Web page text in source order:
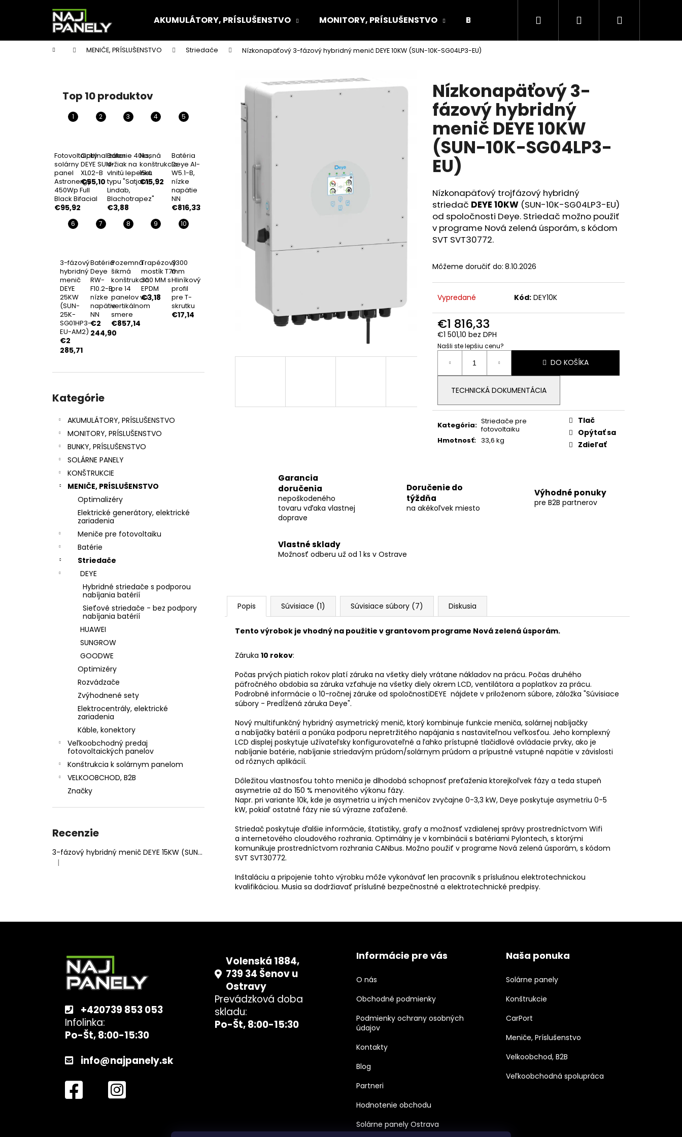
AKUMULÁTORY, PRÍSLUŠENSTVO MONITORY, PRÍSLUŠENSTVO BUNKY, PRÍSLUŠENSTVO SOLÁRNE PANELY
Hľadať PrihlásenieNákupný
Domov MENIČE, PRÍSLUŠENSTVO Striedače Nízkonapäťový 3-fázový hybridný menič DEYE 10KW (SUN-10K-SG04LP3-EU)
Top 10 produktov
Fotovoltaický
solárny
panel
Astronergy
450Wp Full
Black Bifacial
€95,92
Optimalizátor
DEYE SUN-
XL02-B
€55,10
Balenie 40ks,
držiak na
vlnitú lepenku
typu "Satjam,
Lindab,
Blachotrapez"
€3,88
Nosná
konštrukcia
15st.
€15,92
Batéria
Deye AI-
W5.1-B,
nízke
napätie
NN
€816,33
3-fázový
hybridný
menič
DEYE
25KW
(SUN-
25K-
SG01HP3-
EU-AM2)
€2
285,71
Batéria
Deye
RW-
F10.2-B,
nízke
napätie
NN
€2
244,90
Pozemná
šikmá
konštrukcia
pre 14
panelov vo
vertikálnom
smere
€857,14
Trapézový
mostík T70
300 MM s
EPDM
€3,18
3300
mm
Hliníkový
profil
pre T-
skrutku
€17,14
kategórie
Kategórie
AKUMULÁTORY, PRÍSLUŠENSTVO
MONITORY, PRÍSLUŠENSTVO
BUNKY, PRÍSLUŠENSTVO
SOLÁRNE PANELY
KONŠTRUKCIE
MENIČE, PRÍSLUŠENSTVO
Optimalizéry
Elektrické generátory, elektrické
zariadenia
Meniče pre fotovoltaiku
Batérie
Striedače
DEYE
Hybridné striedače s podporou
nabíjania batérií
Sieťové striedače - bez podpory
nabíjania batérií
HUAWEI
SUNGROW
GOODWE
Optimizéry
Rozvádzače
Zvýhodnené sety
Elektrocentrály, elektrické
zariadenia
Káble, konektory
Veľkoobchodný predaj
fotovoltaických panelov
Konštrukcia k solárnym panelom
VELKOOBCHOD, B2B
Značky
Recenzie
3-fázový hybridný menič DEYE 15KW (SUN-15K-SG05LP3-EU-SM2)
Hodnotenie produktu je 5 z 5 hviezdičiek.
|
Nízkonapäťový 3-
fázový hybridný
menič DEYE 10KW
(SUN-10K-SG04LP3-
EU)
Nízkonapäťový trojfázový hybridný
striedač DEYE 10KW (SUN-10K-SG04LP3-EU)
od spoločnosti Deye. Striedač možno použiť
v programe Nová zelená úsporám, s kódom
SVT SVT30772.
Môžeme doručiť do: 8.10.2026
Vypredané Kód: DEY10K
€1 816,33
€1 501,10 bez DPH
Našli ste lepšiu cenu?
Jednotková
cena:
DO KOŠÍKA
TECHNICKÁ DOKUMENTÁCIA
Kategória: Striedače pre
fotovoltaiku
Hmotnosť: 33,6 kg
Tlač
Opýtať sa
Zdieľať
Garancia
doručenia
nepoškodeného
tovaru vďaka vlastnej
doprave
Doručenie do
týždňa
na akékoľvek miesto
Výhodné ponuky
pre B2B partnerov
Vlastné sklady
Možnosť odberu už od 1 ks v Ostrave
Popis Súvisiace (1) Súvisiace súbory (7) Diskusia
Tento výrobok je vhodný na použitie v grantovom programe Nová zelená úsporám.
Záruka 10 rokov:
Počas prvých piatich rokov platí záruka na všetky diely vrátane nákladov na prácu. Počas druhého
päťročného obdobia sa záruka vzťahuje na všetky diely okrem LCD, ventilátora a poplatkov za prácu.
Podrobné informácie o 10-ročnej záruke od spoločnostiDEYE nájdete v priloženom súbore, záložka "Súvisiace
súbory - Predĺžená záruka Deye".
Nový multifunkčný hybridný asymetrický menič, ktorý kombinuje funkcie meniča, solárnej nabíjačky
a nabíjačky batérií a ponúka podporu nepretržitého napájania s nastaviteľnou veľkosťou. Jeho komplexný
LCD displej poskytuje užívateľsky konfigurovateľné a ľahko prístupné tlačidlové ovládacie prvky, ako je
nabíjanie batérie, nabíjanie striedavým prúdom/solárnym prúdom a prípustné vstupné napätie v závislosti
od rôznych aplikácií.
Dôležitou vlastnosťou tohto meniča je dlhodobá schopnosť preťaženia ktorejkoľvek fázy a teda stupeň
asymetrie až do 150 % menovitého výkonu fázy.
Napr. pri variante 10k, kde je asymetria u iných meničov zvyčajne 0-3,3 kW, Deye poskytuje asymetriu 0-5
kW, pokiaľ ostatné fázy nie sú výrazne zaťažené.
Striedač poskytuje ďalšie informácie, štatistiky, grafy a možnosť vzdialenej správy prostredníctvom Wifi
a internetového cloudového rozhrania. Optimálny je v kombinácii s batériami Pylontech, s ktorými
komunikuje prostredníctvom rozhrania CANbus. Možno použiť v programe Nová zelená úsporám, s kódom
SVT SVT30772.
Inštaláciu a pripojenie tohto výrobku môže vykonávať len pracovník s príslušnou elektrotechnickou
kvalifikáciou. Musia sa dodržiavať príslušné bezpečnostné a elektrotechnické predpisy.
í
Späť
do
Späť
do
Čo potrebujete nájsť?
HĽADAŤ
Nasledujúce
FOTOVOLTAICKÝ SOLÁRNY PANEL
€95,92
OPTIMALIZÁTOR DEYE SUN-XL02-B
€55,10
BALENIE 40KS, DRŽIAK NA VLNITÚ
LEPENKU TYPU "SATJAM, LINDAB,
BLACHOTRAPEZ"
+420739 853 053
Infolinka:
Po-Št, 8:00-15:30
info@najpanely.sk
Volenská 1884,
739 34 Šenov u
Ostravy
Prevádzková doba
skladu:
Po-Št, 8:00-15:30
Informácie pre vás
O nás
Obchodné podmienky
Podmienky ochrany osobných
údajov
Kontakty
Blog
Partneri
Hodnotenie obchodu
Solárne panely Ostrava
Naša ponuka
Solárne panely
Konštrukcie
CarPort
Meniče, Príslušenstvo
Velkoobchod, B2B
Veľkoobchodná spolupráca